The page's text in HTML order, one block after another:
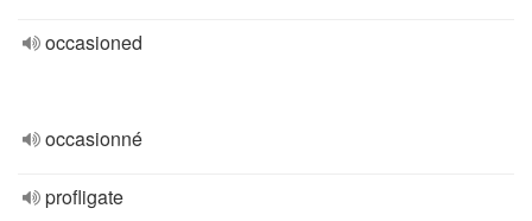
occasioned
occasionné
profligate